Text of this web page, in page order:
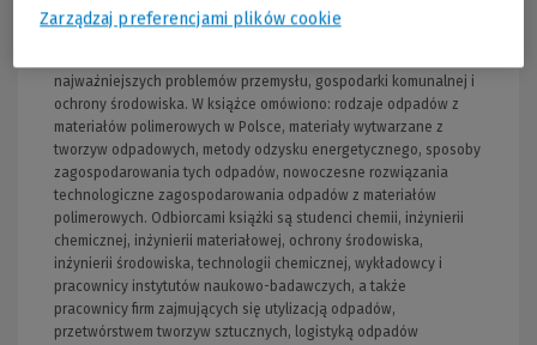
Kijeńskiego) Pierwsza na polskim rynku publikacja, która w
najważniejszych problemów przemysłu, gospodarki komunalnej i
ochrony środowiska. W książce omówiono: rodzaje odpadów z
materiałów polimerowych w Polsce, materiały wytwarzane z
tworzyw odpadowych, metody odzysku energetycznego, sposoby
zagospodarowania tych odpadów, nowoczesne rozwiązania
technologiczne zagospodarowania odpadów z materiałów
polimerowych. Odbiorcami książki są studenci chemii, inżynierii
chemicznej, inżynierii materiałowej, ochrony środowiska,
inżynierii środowiska, technologii chemicznej, wykładowcy i
pracownicy instytutów naukowo-badawczych, a także
pracownicy firm zajmujących się utylizacją odpadów,
przetwórstwem tworzyw sztucznych, logistyką odpadów
Zarządzaj preferencjami plików cookie